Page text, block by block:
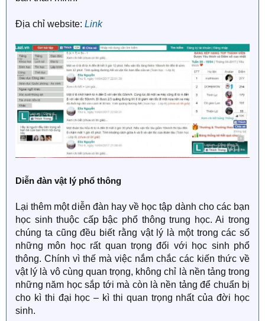
Địa chỉ website: Link
Diễn đàn vật lý phổ thông
Lại thêm một diễn đàn hay về học tập dành cho các bạn
học sinh thuộc cấp bậc phổ thông trung học. Ai trong
chúng ta cũng đều biết rằng vật lý là một trong các số
những môn học rất quan trọng đối với học sinh phổ
thông. Chính vì thế mà việc nắm chắc các kiến thức về
vật lý là vô cùng quan trọng, không chỉ là nền tảng trong
những năm học sắp tới mà còn là nền tảng để chuẩn bị
cho kì thi đại học – kì thi quan trọng nhất của đời học
sinh.